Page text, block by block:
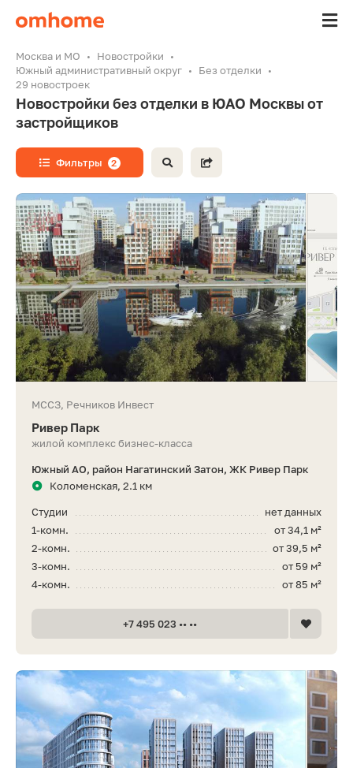
Москва и МО
Новостройки
Южный административный округ
Без отделки
29 новостроек
Новостройки без отделки в ЮАО Москвы от
застройщиков
Фильтры 2
МССЗ, Речников Инвест
Ривер Парк
жилой комплекс бизнес-класса
Южный АО, район Нагатинский Затон, ЖК Ривер Парк
Коломенская, 2.1 км
нет данных
Студии
от 34,1 м²
1-комн.
от 39,5 м²
2-комн.
от 59 м²
3-комн.
от 85 м²
4-комн.
+7 495 023 •• ••